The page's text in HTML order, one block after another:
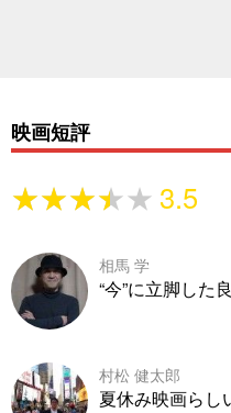
映画短評
★★★★★
★★★★★ 3.5
相馬 学
“今”に立脚した
村松 健太郎
夏休み映画らし